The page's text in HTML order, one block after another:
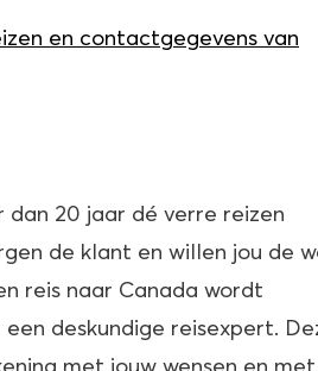
en contactgegevens van
dan 20 jaar dé verre reizen
de klant en willen jou de
reis naar Canada wordt
deskundige reisexpert.
met jouw wensen en met